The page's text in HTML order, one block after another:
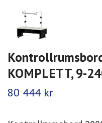
KOMPLETT, 9-
80 444 kr